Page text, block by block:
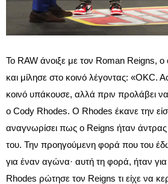
Το RAW άνοιξε με τον Roman Reigns, ο
και μίλησε στο κοινό λέγοντας: «OKC.
κοινό υπάκουσε, αλλά πριν προλάβει να
ο Cody Rhodes. Ο Rhodes έκανε την
αναγνωρίσει πως ο Reigns ήταν
του. Την προηγούμενη φορά που του
για έναν αγώνα· αυτή τη φορά, ήταν
Rhodes ρώτησε τον Reigns τι είχε να